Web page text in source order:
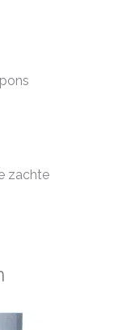
zachte